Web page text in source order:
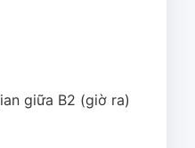
giữa B2 (giờ ra)